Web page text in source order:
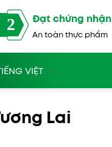
2 Đạt chứng nhận
An toàn thực phẩm
VIỆT ▼
Lai